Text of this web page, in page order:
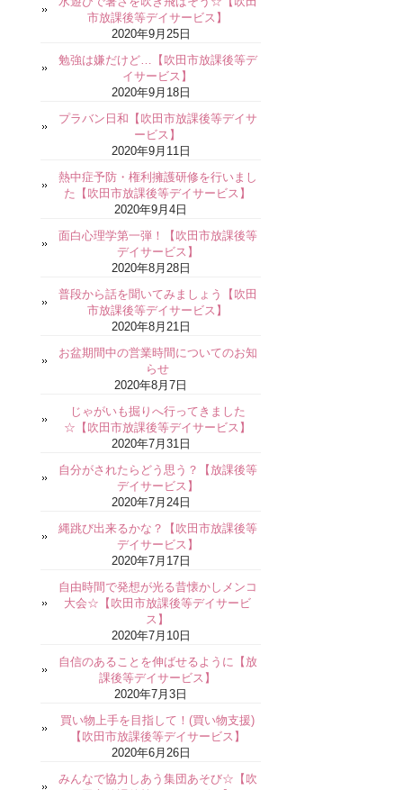
市放課後等デイサービス】
2020年9月25日
勉強は嫌だけど…【吹田市放課後等デ
イサービス】
2020年9月18日
プラバン日和【吹田市放課後等デイサ
ービス】
2020年9月11日
熱中症予防・権利擁護研修を行いまし
た【吹田市放課後等デイサービス】
2020年9月4日
面白心理学第一弾！【吹田市放課後等
デイサービス】
2020年8月28日
普段から話を聞いてみましょう【吹田
市放課後等デイサービス】
2020年8月21日
お盆期間中の営業時間についてのお知
らせ
2020年8月7日
じゃがいも掘りへ行ってきました
☆【吹田市放課後等デイサービス】
2020年7月31日
自分がされたらどう思う？【放課後等
デイサービス】
2020年7月24日
縄跳び出来るかな？【吹田市放課後等
デイサービス】
2020年7月17日
自由時間で発想が光る昔懐かしメンコ
大会☆【吹田市放課後等デイサービ
ス】
2020年7月10日
自信のあることを伸ばせるように【放
課後等デイサービス】
2020年7月3日
買い物上手を目指して！(買い物支援)
【吹田市放課後等デイサービス】
2020年6月26日
みんなで協力しあう集団あそび☆【吹